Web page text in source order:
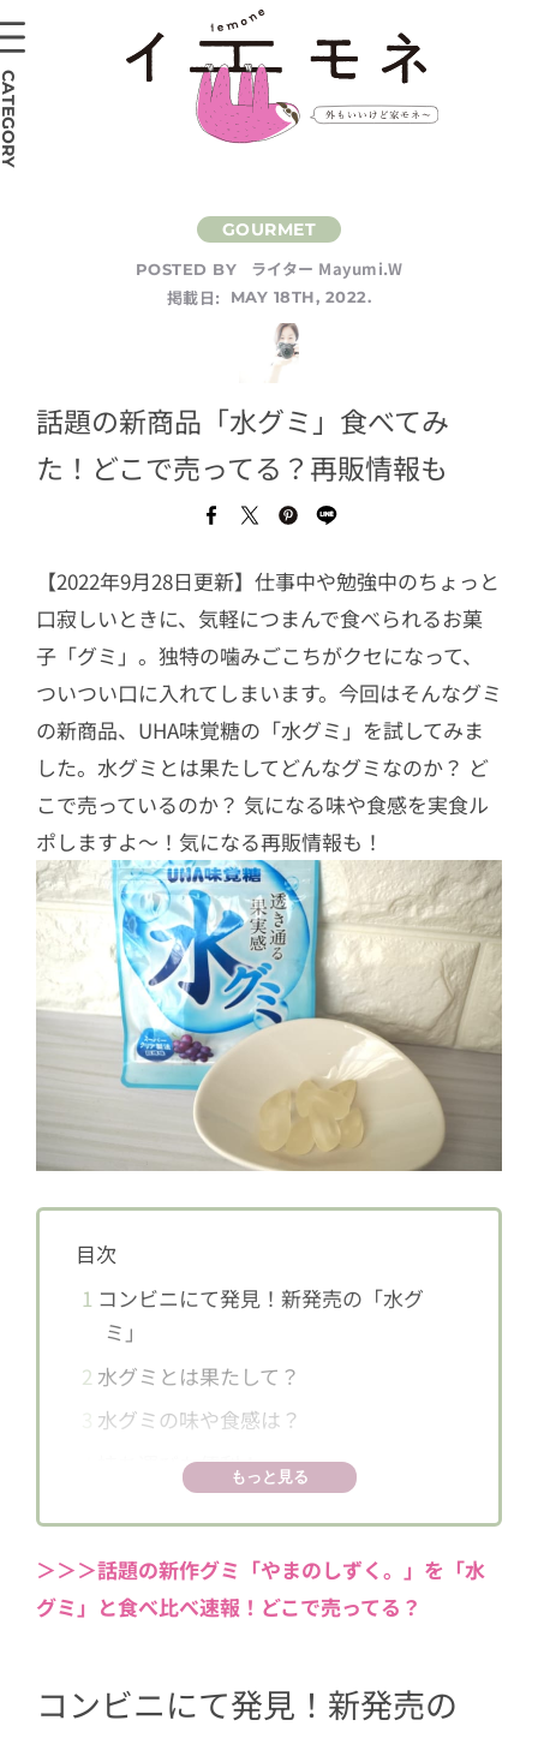
POSTED BY
ライター Mayumi.W
掲載日:
MAY 18TH, 2022.
話題の新商品「水グミ」食べてみ
た！どこで売ってる？再販情報も
【2022年9月28日更新】仕事中や勉強中のちょっと
口寂しいときに、気軽につまんで食べられるお菓
子「グミ」。独特の噛みごこちがクセになって、
ついつい口に入れてしまいます。今回はそんなグミ
の新商品、UHA味覚糖の「水グミ」を試してみま
した。水グミとは果たしてどんなグミなのか？ ど
こで売っているのか？ 気になる味や食感を実食ル
ポしますよ〜！気になる再販情報も！
目次
1 コンビニにて発見！新発売の「水グ
ミ」
2 水グミとは果たして？
水グミの味や食感は？
持ち運びも便利！もっと見る
＞＞＞話題の新作グミ「やまのしずく。」を「水
グミ」と食べ比べ速報！どこで売ってる？
コンビニにて発見！新発売の